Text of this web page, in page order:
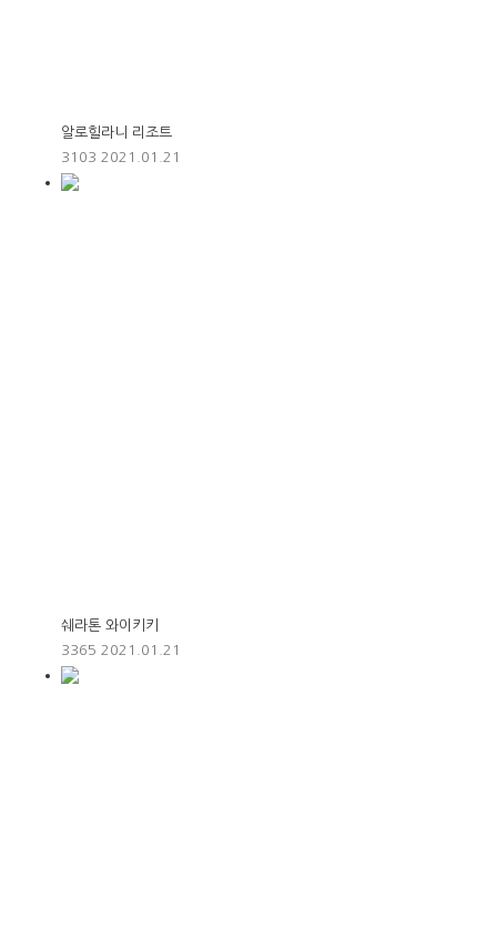
알로힐라니 리조트
3103 2021.01.21
쉐라톤 와이키키
3365 2021.01.21